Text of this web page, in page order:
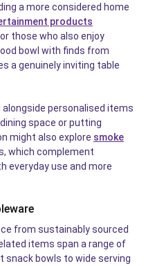
a more considered home
products
those who also enjoy
bowl with finds from
a genuinely inviting table
alongside personalised items
space or putting
might also explore smoke
which complement
everyday use and more
from sustainably sourced
items span a range of
bowls to wide serving